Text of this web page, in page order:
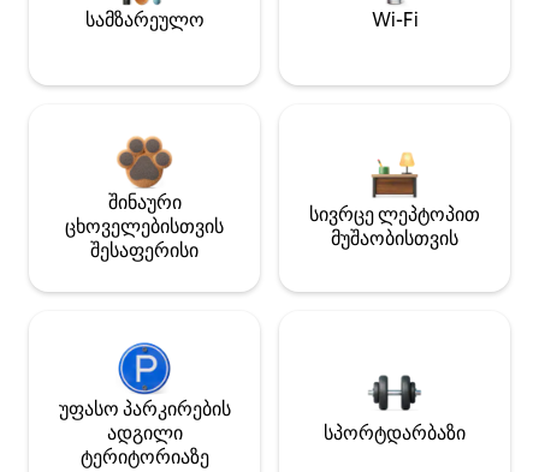
სამზარეულო Wi-Fi
შინაური
ცხოველებისთვის
შესაფერისი
სივრცე ლეპტოპით
მუშაობისთვის
უფასო პარკირების
ადგილი
ტერიტორიაზე
სპორტდარბაზი